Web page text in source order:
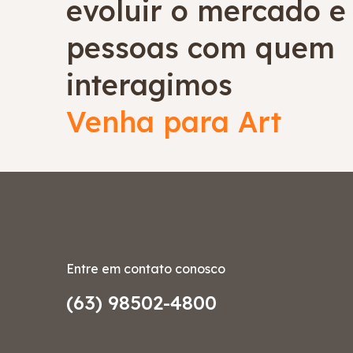
evoluir o mercado e
pessoas com quem
interagimos
Venha para Art
Entre em contato conosco
(63) 98502-4800